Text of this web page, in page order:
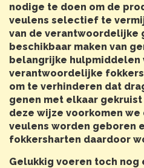
nodige te doen om de
veulens selectief te
van de verantwoordelijke
beschikbaar maken van
belangrijke hulpmiddelen
verantwoordelijke
om te verhinderen dat
genen met elkaar
deze wijze voorkomen
veulens worden geboren
fokkersharten daardoor
Gelukkig voeren toch